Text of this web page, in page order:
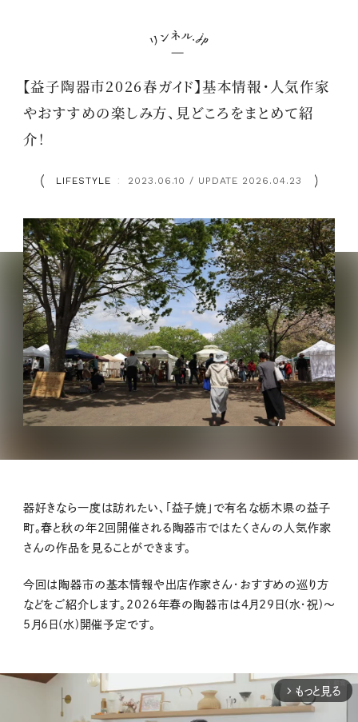
【益子陶器市2026春ガイド】基本情報・人気作家
やおすすめの楽しみ方、見どころをまとめて紹
介！
LIFESTYLE ： 2023.06.10 / UPDATE 2026.04.23
器好きなら一度は訪れたい、「益子焼」で有名な栃木県の益子
町。春と秋の年2回開催される陶器市ではたくさんの人気作家
さんの作品を見ることができます。
今回は陶器市の基本情報や出店作家さん・おすすめの巡り方
などをご紹介します。2026年春の陶器市は4月29日(水・祝)～
5月6日(水)開催予定です。
arrow_forward_ios もっと見る